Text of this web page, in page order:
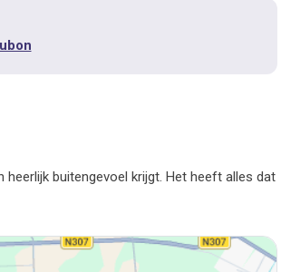
heerlijk buitengevoel krijgt. Het heeft alles dat